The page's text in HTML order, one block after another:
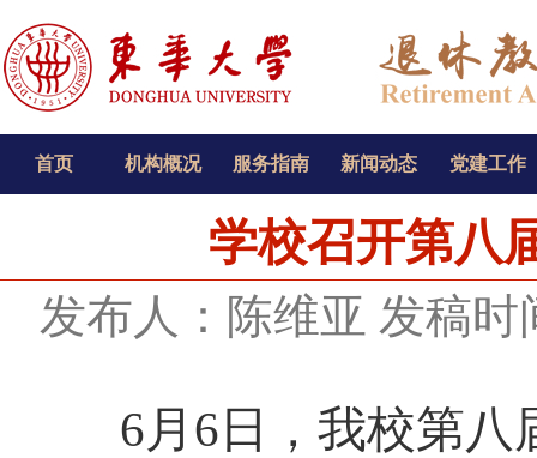
首页 机构概况 服务指南 新闻动态 党建工作
学校召开第八
发布人：陈维亚 发稿时
6月 6 日，我校第